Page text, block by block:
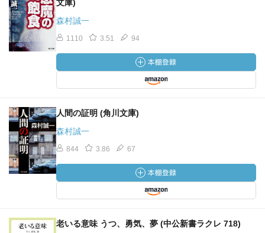
文庫)
森村誠一
1110 3.51 94
人間の証明 (角川文庫)
森村誠一
844 3.86 67
老いる意味 うつ、勇気、夢 (中公新書ラクレ 718)